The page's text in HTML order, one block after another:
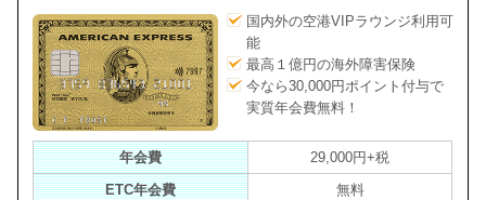
国内外の空港VIPラウンジ利用可
能
最高１億円の海外障害保険
今なら30,000円ポイント付与で
実質年会費無料！
年会費
29,000円+税
ETC年会費
無料